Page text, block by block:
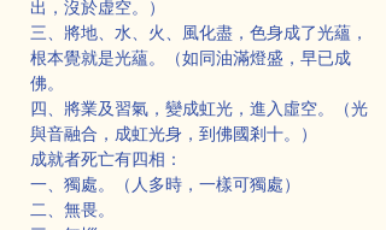
出，沒於虚空。）
三、將地、水、火、風化盡，色身成了光蘊，
根本覺就是光蘊。（如同油滿燈盛，早已成
佛。
四、將業及習氣，變成虹光，進入虛空。（光
與音融合，成虹光身，到佛國剎十。）
成就者死亡有四相：
一、獨處。（人多時，一樣可獨處）
二、無畏。